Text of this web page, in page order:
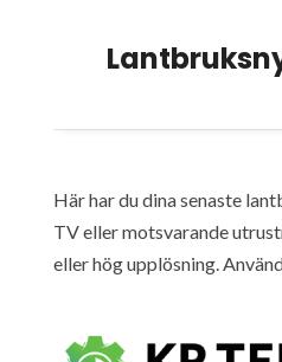
Här har du dina senaste
TV eller motsvarande
eller hög upplösning.